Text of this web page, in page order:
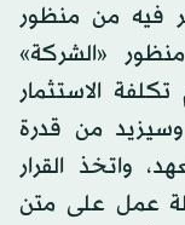
فيه من منظور
«الشركة»
الاستثمار
من قدرة
واتخذ القرار
عمل على متن